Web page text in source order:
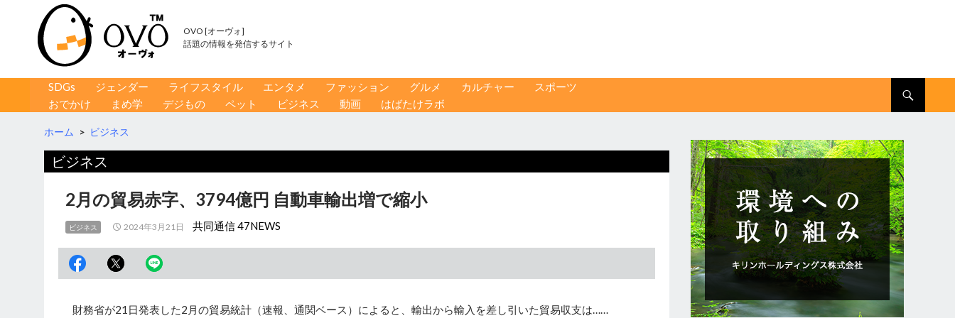
OVO [オーヴォ]
話題の情報を発信するサイト
コンテンツへ移動
SDGs ジェンダー ライフスタイル エンタメ ファッション グルメ カルチャー
スポーツ
おでかけ
まめ学 デジもの ペット ビジネス 動画 はばたけラボ
ホーム > ビジネス
ビジネス
2月の貿易赤字、3794億円 自動車輸出増で縮小
ビジネス 2024年3月21日 共同通信 47NEWS
財務省が21日発表した2月の貿易統計（速報、通関ベース）によると、輸出から輸入を差し引いた貿易収支は……